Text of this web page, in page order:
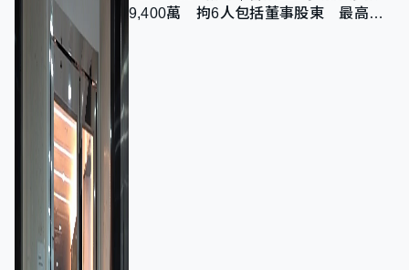
9,400萬 拘6人包括董事股東 最高金